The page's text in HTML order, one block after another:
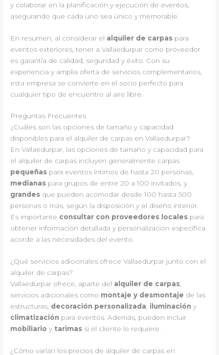
y colaborar en la planificación y ejecución de eventos,
asegurando que cada uno sea único y memorable.
En resumen, al considerar el alquiler de carpas para
eventos exteriores, tener a Vallaedurpar como proveedor
es garantía de calidad, seguridad y éxito. Con su
experiencia y amplia oferta de servicios complementarios,
esta empresa se convierte en el socio perfecto para
cualquier tipo de encuentro al aire libre.
Preguntas Frecuentes
¿Cuáles son las opciones de tamaño y capacidad
disponibles para el alquiler de carpas en Vallaedurpar?
En Vallaedurpar, las opciones de tamaño y capacidad para
el alquiler de carpas incluyen generalmente carpas
pequeñas para eventos íntimos de hasta 20 personas,
medianas para grupos de entre 20 a 100 invitados, y
grandes que pueden acomodar desde 100 hasta 500
personas o más, según la disposición y el diseño interior.
Es importante consultar con proveedores locales para
obtener información detallada y personalización específica
acorde a las necesidades del evento.
¿Qué servicios adicionales ofrece Vallaedurpar junto con el
alquiler de carpas?
Vallaedurpar ofrece, aparte del alquiler de carpas,
servicios adicionales como montaje y desmontaje de las
estructuras, decoración personalizada, iluminación y
climatización para eventos. Además, pueden incluir
mobiliario y tarimas si el cliente lo requiere.
¿Cómo varían los precios de alquiler de carpas en